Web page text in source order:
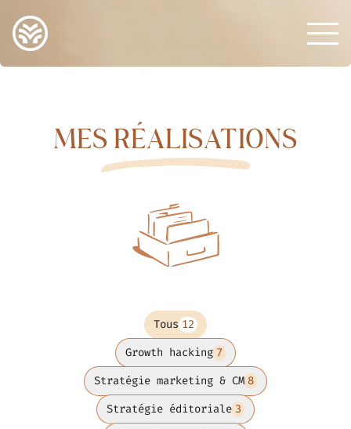
MES RÉALISATIONS
Tous 12
Growth hacking 7
Stratégie marketing & CM 8
Stratégie éditoriale 3